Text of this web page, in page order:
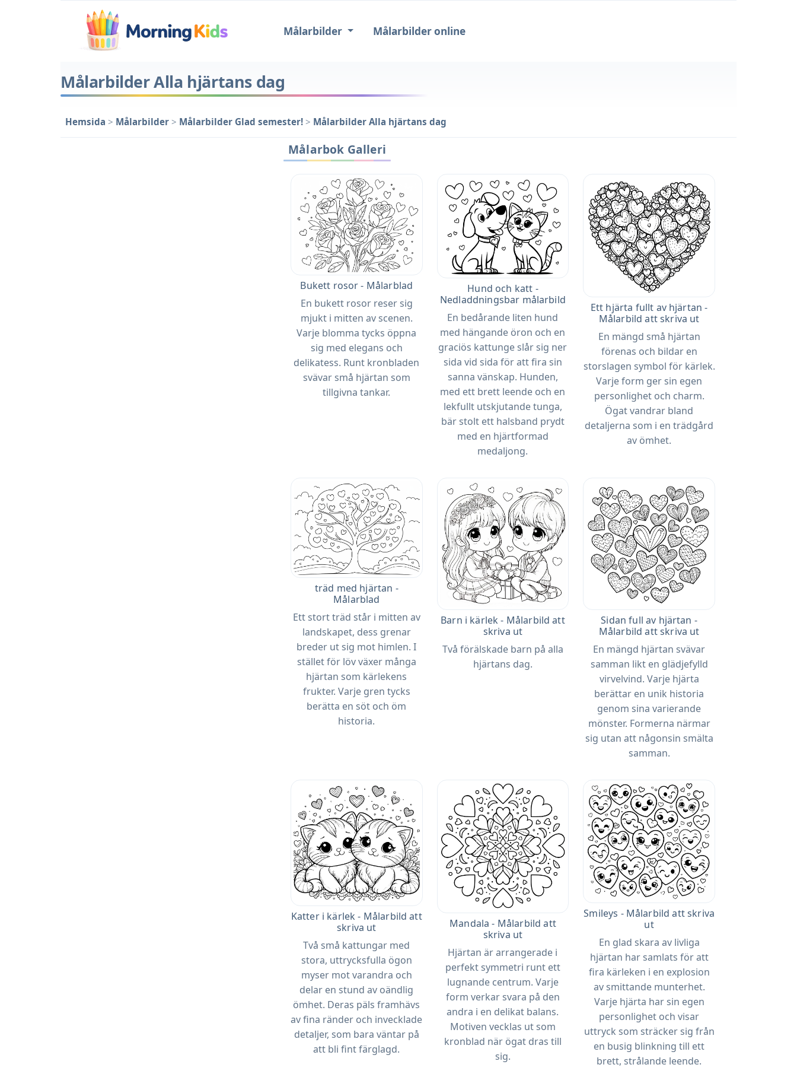
Målarbilder Målarbilder online
Målarbilder Alla hjärtans dag
Hemsida > Målarbilder > Målarbilder Glad semester! > Målarbilder Alla hjärtans dag
Målarbok Galleri
Bukett rosor - Målarblad
En bukett rosor reser sig
mjukt i mitten av scenen.
Varje blomma tycks öppna
sig med elegans och
delikatess. Runt kronbladen
svävar små hjärtan som
tillgivna tankar.
Hund och katt -
Nedladdningsbar målarbild
En bedårande liten hund
med hängande öron och en
graciös kattunge slår sig ner
sida vid sida för att fira sin
sanna vänskap. Hunden,
med ett brett leende och en
lekfullt utskjutande tunga,
bär stolt ett halsband prydt
med en hjärtformad
medaljong.
Ett hjärta fullt av hjärtan -
Målarbild att skriva ut
En mängd små hjärtan
förenas och bildar en
storslagen symbol för kärlek.
Varje form ger sin egen
personlighet och charm.
Ögat vandrar bland
detaljerna som i en trädgård
av ömhet.
träd med hjärtan -
Målarblad
Ett stort träd står i mitten av
landskapet, dess grenar
breder ut sig mot himlen. I
stället för löv växer många
hjärtan som kärlekens
frukter. Varje gren tycks
berätta en söt och öm
historia.
Barn i kärlek - Målarbild att
skriva ut
Två förälskade barn på alla
hjärtans dag.
Sidan full av hjärtan -
Målarbild att skriva ut
En mängd hjärtan svävar
samman likt en glädjefylld
virvelvind. Varje hjärta
berättar en unik historia
genom sina varierande
mönster. Formerna närmar
sig utan att någonsin smälta
samman.
Katter i kärlek - Målarbild att
skriva ut
Två små kattungar med
stora, uttrycksfulla ögon
myser mot varandra och
delar en stund av oändlig
ömhet. Deras päls framhävs
av fina ränder och invecklade
detaljer, som bara väntar på
att bli fint färglagd.
Mandala - Målarbild att
skriva ut
Hjärtan är arrangerade i
perfekt symmetri runt ett
lugnande centrum. Varje
form verkar svara på den
andra i en delikat balans.
Motiven vecklas ut som
kronblad när ögat dras till
sig.
Smileys - Målarbild att skriva
ut
En glad skara av livliga
hjärtan har samlats för att
fira kärleken i en explosion
av smittande munterhet.
Varje hjärta har sin egen
personlighet och visar
uttryck som sträcker sig från
en busig blinkning till ett
brett, strålande leende.